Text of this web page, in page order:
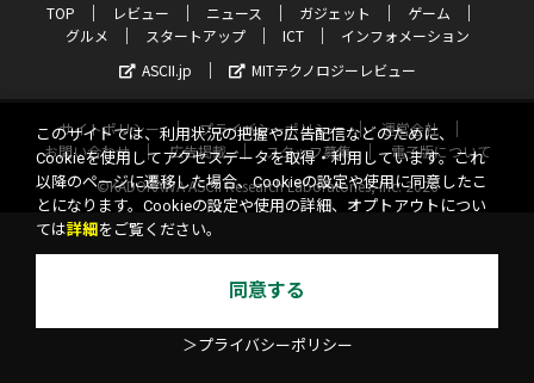
TOP レビュー ニュース ガジェット
ゲーム
グルメ
スタートアップ ICT
インフォメーション
ASCII.jp
MITテクノロジーレビュー
サイトポリシー プライバシーポリシー
運営会社
お問い合わせ
広告掲載 スタッフ募集
電子版について
©KADOKAWA ASCII Research Laboratories, Inc. 2026
このサイトでは、利用状況の把握や広告配信などのために、
Cookieを使用してアクセスデータを取得・利用しています。これ
以降のページに遷移した場合、Cookieの設定や使用に同意したこ
とになります。Cookieの設定や使用の詳細、オプトアウトについ
ては詳細 をご覧ください。
同意する
＞プライバシーポリシー